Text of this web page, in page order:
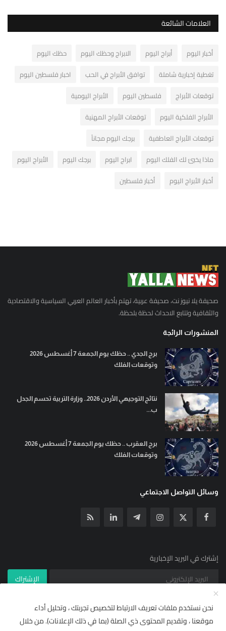
العلامات الشائعة
أخبار اليوم أبراج اليوم الابراج وحظك اليوم
حظك اليوم
تغطية إخبارية شاملة
توافق الأبراج في الحب
اخبار فلسطين اليوم
توقعات الأبراج
فلسطين اليوم
الأبراج اليومية
الأبراج الفلكية اليوم
توقعات الأبراج المهنية
توقعات الأبراج العاطفية
برجك اليوم مجاناً
ماذا يخبئ لك الفلك اليوم
ابراج اليوم برجك اليوم
الأبراج اليوم
أخبار الأبراج اليوم
أخبار فلسطين
صحيفة يلا نيوز نت، صحيفة عربية، تهتم بأخبار العالم العربي السياسية والاقتصادية
والثقافية وتتابع الاحداث لحظة بلحظة.
المنشورات الرائجة
برج الجدي .. حظك يوم الجمعة 7 أغسطس 2026
وتوقعات الفلك
نتائج التوجيهي الأردن 2026.. وزارة التربية تحسم الجدل
ب...
برج العقرب .. حظك يوم الجمعة 7 أغسطس 2026
وتوقعات الفلك
وسائل التواصل الاجتماعي
إشترك في البريد الإخبارية
الإشتراك
© جميع الحقوق محفوظة ل YallaNews net 2021
نحن نستخدم ملفات تعريف الارتباط لتخصيص تجربتك ، وتحليل أداء
موقعنا ، وتقديم المحتوى ذي الصلة (بما في ذلك الإعلانات). من خلال
🌟 أضف "يلا نيوز نت" إلى مصادرك ×